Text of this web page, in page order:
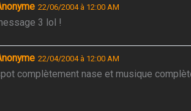
22/06/2004 à 12:00 AM
3 lol !
22/04/2004 à 12:00 AM
complètement nase et musique